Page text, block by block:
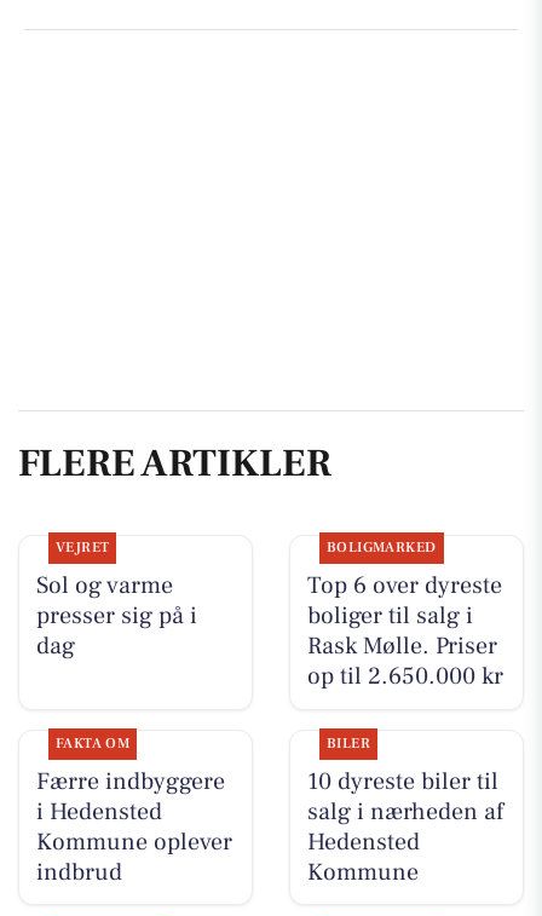
FLERE ARTIKLER
VEJRET
Sol og varme
presser sig på i
dag
BOLIGMARKED
Top 6 over dyreste
boliger til salg i
Rask Mølle. Priser
op til 2.650.000 kr
FAKTA OM
Færre indbyggere
i Hedensted
Kommune oplever
indbrud
BILER
10 dyreste biler til
salg i nærheden af
Hedensted
Kommune